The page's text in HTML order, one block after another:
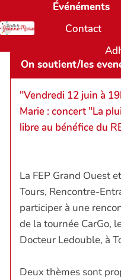
Aller au contenu
Événéments
Contact
On soutient/les
"Vendredi 12 juin à
Marie : concert "La
libre au bénéfice du
La FEP Grand Ouest
Tours, Rencontre-
participer à une
de la tournée CarGo,
Docteur Ledouble, à
Deux thèmes sont